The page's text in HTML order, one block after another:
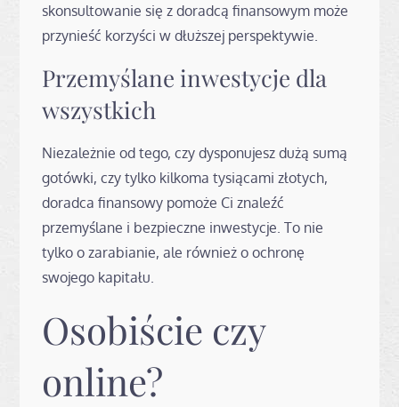
skonsultowanie się z doradcą finansowym może
przynieść korzyści w dłuższej perspektywie.
Przemyślane inwestycje dla
wszystkich
Niezależnie od tego, czy dysponujesz dużą sumą
gotówki, czy tylko kilkoma tysiącami złotych,
doradca finansowy pomoże Ci znaleźć
przemyślane i bezpieczne inwestycje. To nie
tylko o zarabianie, ale również o ochronę
swojego kapitału.
Osobiście czy
online?